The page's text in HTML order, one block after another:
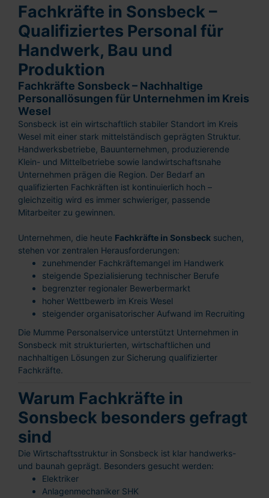
Fachkräfte in Sonsbeck –
Qualifiziertes Personal für
Handwerk, Bau und
Produktion
Fachkräfte Sonsbeck – Nachhaltige
Personallösungen für Unternehmen im Kreis
Wesel
Sonsbeck ist ein wirtschaftlich stabiler Standort im Kreis
Wesel mit einer stark mittelständisch geprägten Struktur.
Handwerksbetriebe, Bauunternehmen, produzierende
Klein- und Mittelbetriebe sowie landwirtschaftsnahe
Unternehmen prägen die Region. Der Bedarf an
qualifizierten Fachkräften ist kontinuierlich hoch –
gleichzeitig wird es immer schwieriger, passende
Mitarbeiter zu gewinnen.
Unternehmen, die heute Fachkräfte in Sonsbeck suchen,
stehen vor zentralen Herausforderungen:
zunehmender Fachkräftemangel im Handwerk
steigende Spezialisierung technischer Berufe
begrenzter regionaler Bewerbermarkt
hoher Wettbewerb im Kreis Wesel
steigender organisatorischer Aufwand im Recruiting
Die Mumme Personalservice unterstützt Unternehmen in
Sonsbeck mit strukturierten, wirtschaftlichen und
nachhaltigen Lösungen zur Sicherung qualifizierter
Fachkräfte.
Warum Fachkräfte in
Sonsbeck besonders gefragt
sind
Die Wirtschaftsstruktur in Sonsbeck ist klar handwerks-
und baunah geprägt. Besonders gesucht werden:
Elektriker
Anlagenmechaniker SHK